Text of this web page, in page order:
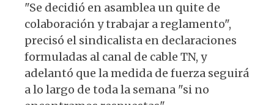
"Se decidió en asamblea un quite de
colaboración y trabajar a reglamento",
precisó el sindicalista en declaraciones
formuladas al canal de cable TN, y
adelantó que la medida de fuerza seguirá
a lo largo de toda la semana "si no